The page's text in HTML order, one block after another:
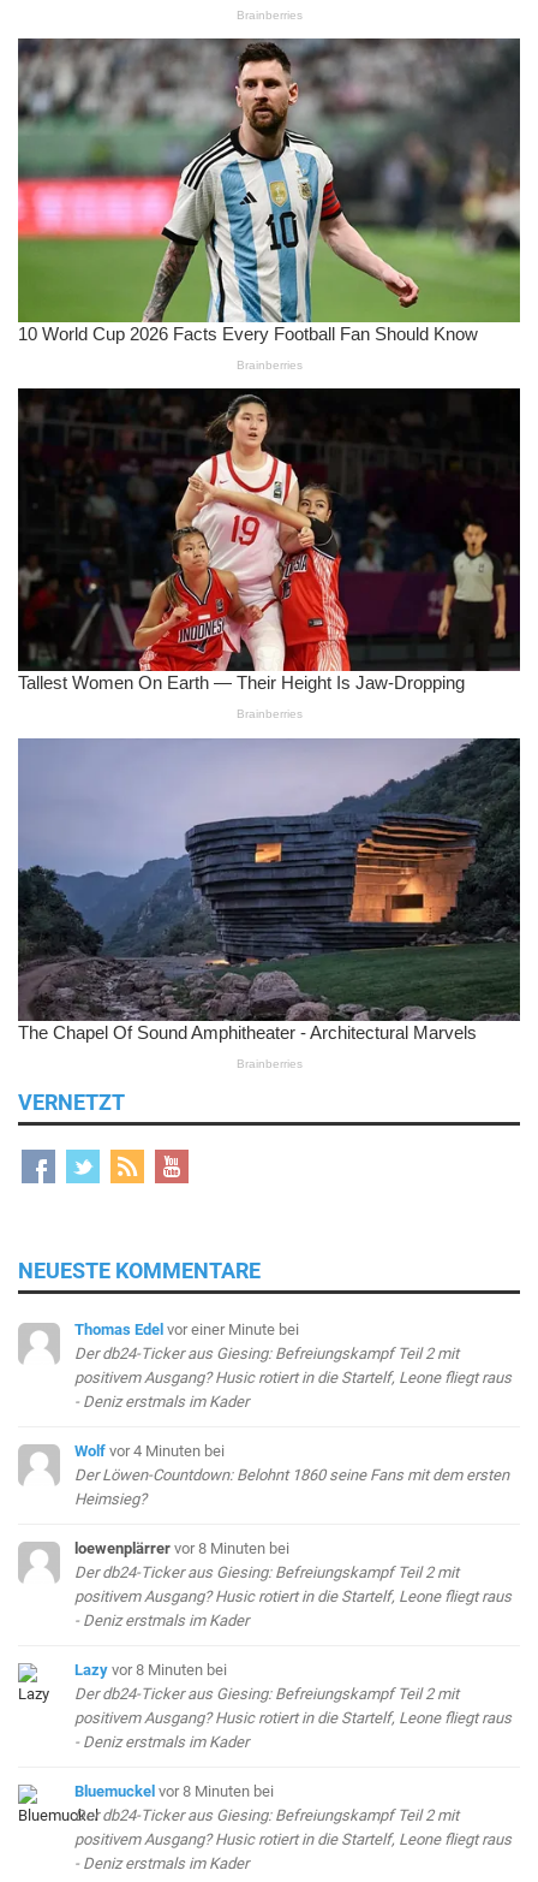
VERNETZT
NEUESTE KOMMENTARE
Thomas Edel vor einer Minute bei
Der db24-Ticker aus Giesing: Befreiungskampf Teil 2 mit
positivem Ausgang? Husic rotiert in die Startelf, Leone fliegt raus
- Deniz erstmals im Kader
Wolf vor 4 Minuten bei
Der Löwen-Countdown: Belohnt 1860 seine Fans mit dem ersten
Heimsieg?
loewenplärrer vor 8 Minuten bei
Der db24-Ticker aus Giesing: Befreiungskampf Teil 2 mit
positivem Ausgang? Husic rotiert in die Startelf, Leone fliegt raus
- Deniz erstmals im Kader
Lazy vor 8 Minuten bei
Der db24-Ticker aus Giesing: Befreiungskampf Teil 2 mit
positivem Ausgang? Husic rotiert in die Startelf, Leone fliegt raus
- Deniz erstmals im Kader
Bluemuckel vor 8 Minuten bei
Der db24-Ticker aus Giesing: Befreiungskampf Teil 2 mit
positivem Ausgang? Husic rotiert in die Startelf, Leone fliegt raus
- Deniz erstmals im Kader